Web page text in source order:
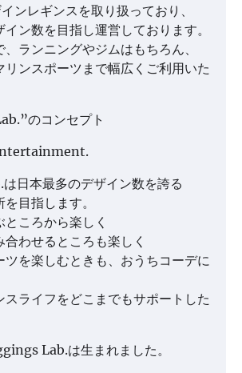
ンレギンスを取り扱っており、
ン数を目指し運営しております。
ランニングやジムはもちろん、
リンスポーツまで幅広くご利用いた
のコンセプト
日本最多のデザイン数を誇る
目指します。
ころから楽しく
わせるところも楽しく
ツを楽しむときも、おうちコーデに
スライフをどこまでもサポートした
Lab.は生まれました。